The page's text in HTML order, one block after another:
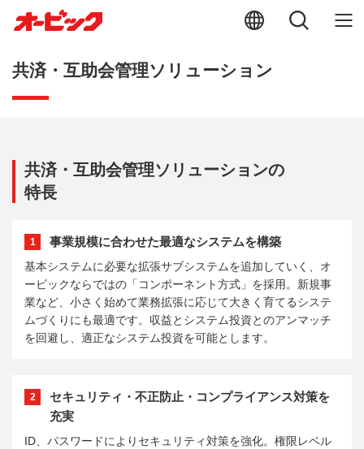
共済・互助会管理ソリューション
共済・互助会管理ソリューションの
特長
1 事業規模に合わせた最適なシステムを構築
基本システムに必要な拡張サブシステムを追加していく、オ
ービックならではの「コンポーネント方式」を採用。新規事
業など、小さく始めて業務拡張に応じて大きく育てるシステ
ムづくりにも最適です。収益とシステム投資とのアンマッチ
を回避し、適正なシステム投資を可能とします。
2
セキュリティ・不正防止・コンプライアンス対策を
充実
ID、パスワードによりセキュリティ対策を強化。権限レベル